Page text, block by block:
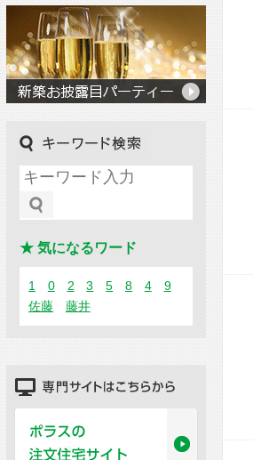
★ 気になるワード
1 0 2 3 5 8 4
9
佐藤
藤井